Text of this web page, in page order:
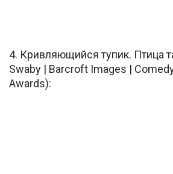
4. Кривляющийся тупик. Птица
Swaby | Barcroft Images |
Awards):